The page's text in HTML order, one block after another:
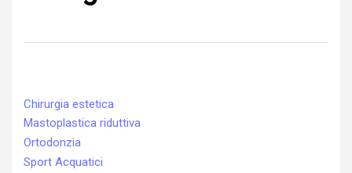
Chirurgia estetica
Mastoplastica riduttiva
Ortodonzia
Sport Acquatici